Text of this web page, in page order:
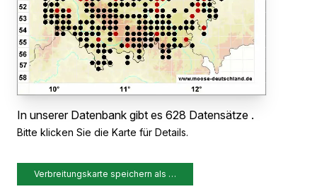
In unserer Datenbank gibt es 628 Datensätze .
Bitte klicken Sie die Karte für Details.
Verbreitungskarte speichern als …